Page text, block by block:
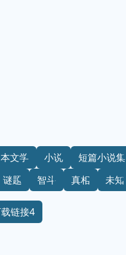
文学 小说 短篇小说集
谜题
智斗 真相 未知
链接4